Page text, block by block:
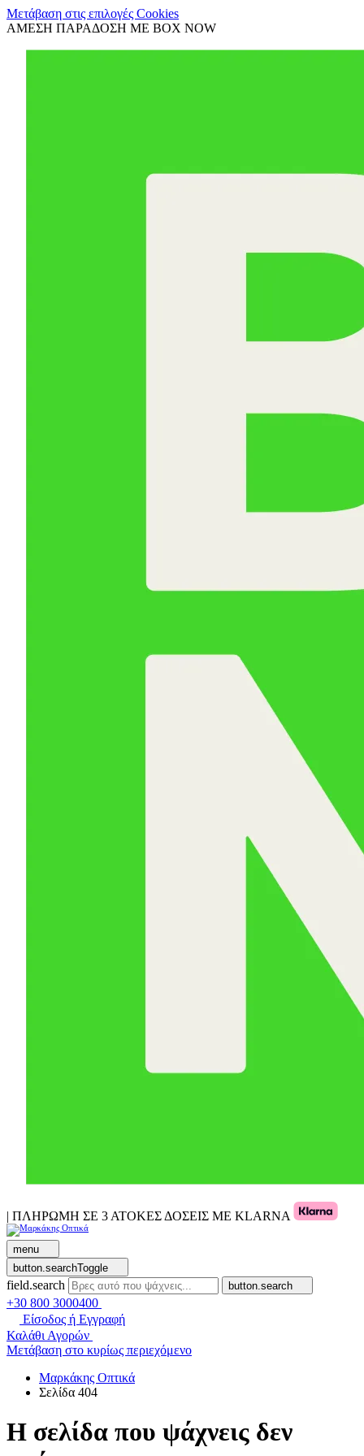
Μετάβαση στις επιλογές Cookies
ΑΜΕΣΗ ΠΑΡΑΔΟΣΗ ΜΕ BOX NOW
| ΠΛΗΡΩΜΗ ΣΕ 3 ΑΤΟΚΕΣ ΔΟΣΕΙΣ ΜΕ KLARNA
menu
button.searchToggle
field.search button.search
+30 800 3000400
Είσοδος ή Εγγραφή
Καλάθι Αγορών
Μετάβαση στο κυρίως περιεχόμενο
Μαρκάκης Οπτικά
Σελίδα 404
Η σελίδα που ψάχνεις δεν